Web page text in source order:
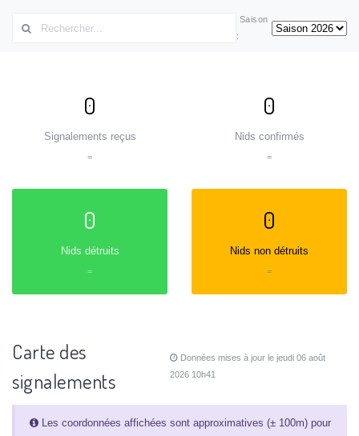
Saison
:
0
Signalements reçus
=
0
Nids confirmés
=
0
Nids détruits
=
0
Nids non détruits
=
Carte des
signalements
Données mises à jour le jeudi 06 août
2026 10h41
Les coordonnées affichées sont approximatives (± 100m) pour